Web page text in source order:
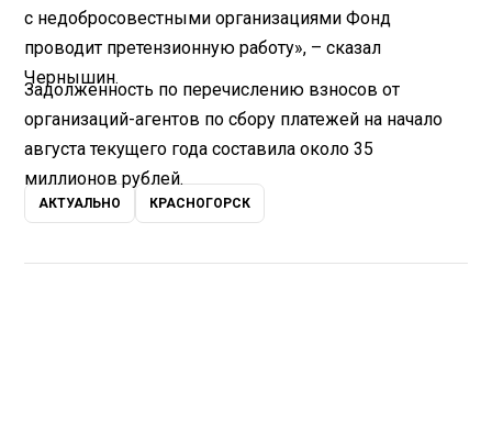
с недобросовестными организациями Фонд
проводит претензионную работу», – сказал
Чернышин.
Задолженность по перечислению взносов от
организаций-агентов по сбору платежей на начало
августа текущего года составила около 35
миллионов рублей.
АКТУАЛЬНО КРАСНОГОРСК